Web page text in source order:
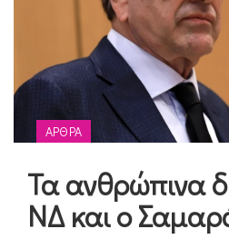
ΆΡΘΡΑ
Τα ανθρώπινα
ΝΔ και ο